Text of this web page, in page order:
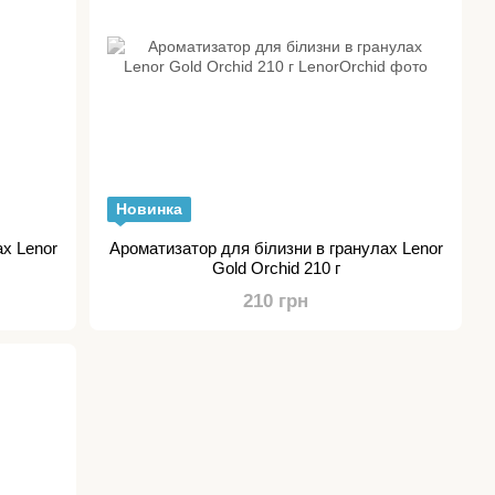
Lenor
Новинка
Ароматизатор для білизни в гранулах Lenor
Gold Orchid 210 г
210 грн